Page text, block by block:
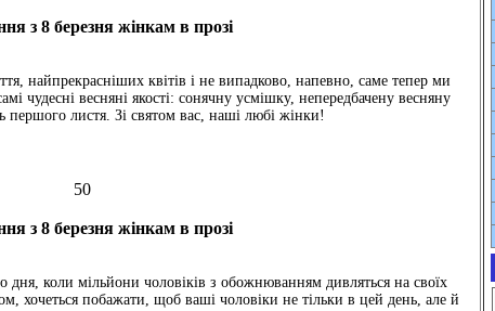
з 8 березня жінкам в прозі
найпрекрасніших квітів і не випадково, напевно, саме тепер ми
чудесні весняні якості: сонячну усмішку, непередбачену весняну
першого листя. Зі святом вас, наші любі жінки!
50
з 8 березня жінкам в прозі
дня, коли мільйони чоловіків з обожнюванням дивляться на своїх
хочеться побажати, щоб ваші чоловіки не тільки в цей день, але й